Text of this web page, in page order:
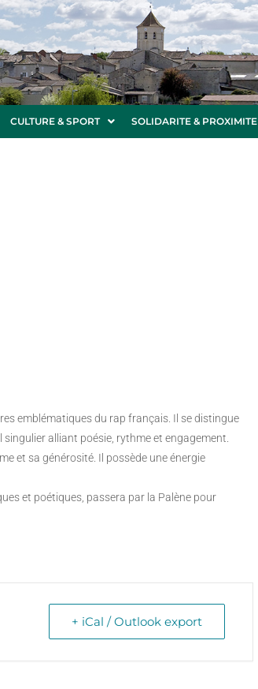
CULTURE & SPORT SOLIDARITE & PROXIMITE
emblématiques du rap français. Il se distingue
alliant poésie, rythme et engagement.
et sa générosité. Il possède une énergie
et poétiques, passera par la Palène pour
+ iCal / Outlook export